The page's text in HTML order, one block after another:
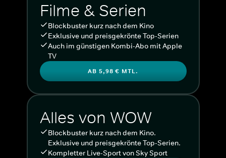
Filme & Serien
Blockbuster kurz nach dem Kino
Exklusive und preisgekrönte Top-Serien
Auch im günstigen Kombi-Abo mit Apple
TV
AB 5,98 € MTL.
Alles von WOW
Blockbuster kurz nach dem Kino.
Exklusive und preisgekrönte Top-Serien.
Kompletter Live-Sport von Sky Sport